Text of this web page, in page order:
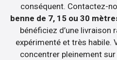
conséquent. Contactez-
benne de 7, 15 ou 30
bénéficiez d’une livraison
expérimenté et très habile.
concentrer pleinement